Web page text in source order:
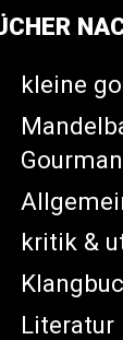
kleine
kritik &
Literatur